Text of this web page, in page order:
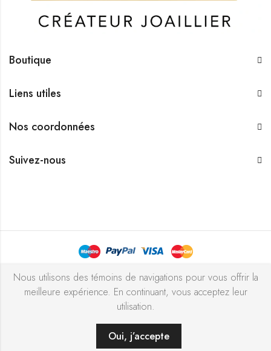
ACHETER MAINTENANT
Boutique
Liens utiles
Nos coordonnées
Suivez-nous
Bijouterie Chekchak Inc © 2026 Tous droits réservés - Réalisé
avec ♥ par l’agence ZIGZAG
Nous utilisons des témoins de navigations pour vous offrir la
meilleure expérience. En continuant, vous acceptez leur
utilisation.
Oui, j’accepte